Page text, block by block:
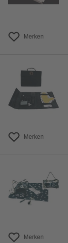
Merken
Merken
Merken